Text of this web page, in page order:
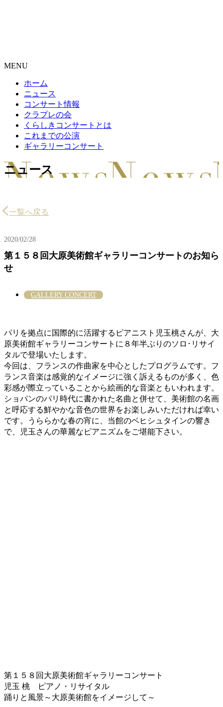
MENU
ホーム
ニュース
コンサート情報
クラプレの会
くらしきコンサートとは
これまでの公演
ギャラリーコンサート
ニュース
一覧へ戻る
2020/02/28
第１５８回大原美術館ギャラリーコンサートのお知ら
せ
GALLERY CONCERT
パリを拠点に国際的に活躍するピアニスト児玉桃さんが、大
原美術館ギャラリーコンサートに８年半ぶりのソロ･リサイ
タルで登場いたします。
今回は、フランスの作曲家を中心としたプログラムです。フ
ランス音楽は感覚的なイメージに強く訴えるものが多く、色
彩感が際立っていることから絵画的な音楽ともいわれます。
ショパンのパリ時代に書かれた名曲と併せて、美術館の名画
と呼応する鮮やかな音色の世界をお楽しみいただければ幸い
です。うららかな春の宵に、当館のベヒシュタインの響き
で、児玉さんの華麗なピアニズムをご堪能下さい。
第１５８回大原美術館ギャラリーコンサート
児玉 桃 ピアノ・リサイタル
踊りと風景～大原美術館をイメージして～